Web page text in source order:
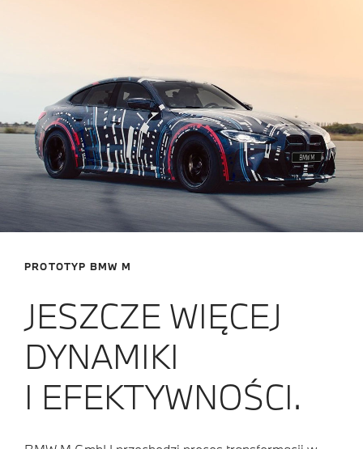
PROTOTYP BMW M
JESZCZE WIĘCEJ
DYNAMIKI
I EFEKTYWNOŚCI.